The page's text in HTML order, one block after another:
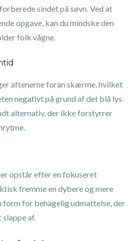
sindet på søvn. Ved at
opgave, kan du mindske den
folk vågne.
aftenerne foran skærme, hvilket
negativt på grund af det blå lys.
alternativ, der ikke forstyrrer
opstår efter en fokuseret
fremme en dybere og mere
form for behagelig udmattelse, der
af.